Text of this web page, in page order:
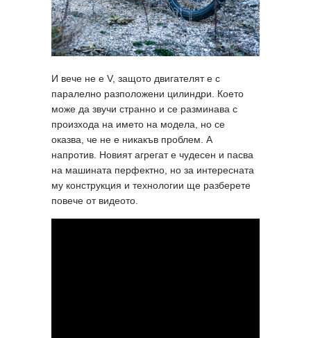
И вече не е V, защото двигателят е с
паралелно разположени цилиндри. Което
може да звучи странно и се разминава с
произхода на името на модела, но се
оказва, че не е никакъв проблем. А
напротив. Новият агрегат е чудесен и пасва
на машината перфектно, но за интересната
му конструкция и технологии ще разберете
повече от видеото.